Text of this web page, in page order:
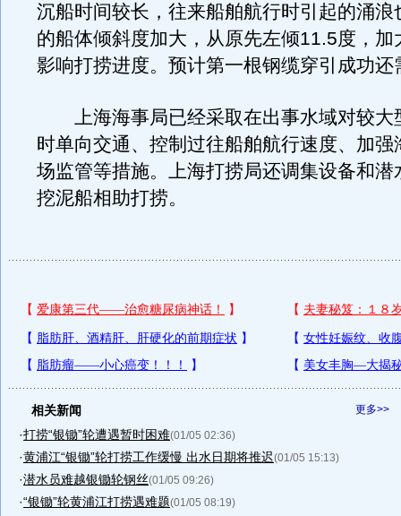
沉船时间较长，往来船舶航行时引起的涌浪
的船体倾斜度加大，从原先左倾11.5度，加
影响打捞进度。预计第一根钢缆穿引成功还
上海海事局已经采取在出事水域对较大
时单向交通、控制过往船舶航行速度、加强
场监管等措施。上海打捞局还调集设备和潜
挖泥船相助打捞。
更多>>
相关新闻
·打捞“银锄”轮遭遇暂时困难(01/05 02:36)
·黄浦江“银锄”轮打捞工作缓慢 出水日期将推迟(01/05 15:13)
·潜水员难越银锄轮钢丝(01/05 09:26)
·“银锄”轮黄浦江打捞遇难题(01/05 08:19)